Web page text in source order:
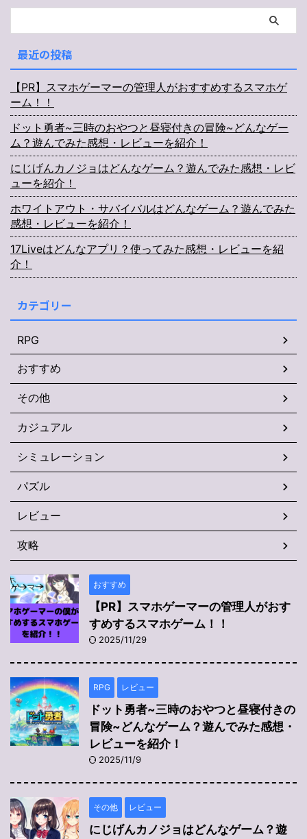
最近の投稿
【PR】スマホゲーマーの管理人がおすすめするスマホゲ
ーム！！
ドット勇者~三時のおやつと昼寝付きの冒険~どんなゲー
ム？遊んでみた感想・レビューを紹介！
にじげんカノジョはどんなゲーム？遊んでみた感想・レビ
ューを紹介！
ホワイトアウト・サバイバルはどんなゲーム？遊んでみた
感想・レビューを紹介！
17Liveはどんなアプリ？使ってみた感想・レビューを紹
介！
カテゴリー
RPG
おすすめ
その他
カジュアル
シミュレーション
パズル
レビュー
攻略
おすすめ
【PR】スマホゲーマーの管理人がおす
すめするスマホゲーム！！
2025/11/29
RPG レビュー
ドット勇者~三時のおやつと昼寝付きの
冒険~どんなゲーム？遊んでみた感想・
レビューを紹介！
2025/11/9
その他 レビュー
にじげんカノジョはどんなゲーム？遊